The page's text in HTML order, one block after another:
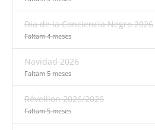
Día de la Conciencia Negro 2026
Faltam 4 meses
Navidad 2026
Faltam 5 meses
Réveillon 2026/2026
Faltam 5 meses